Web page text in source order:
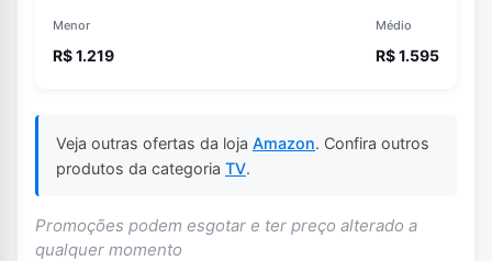
Menor
R$ 1.219
Médio
R$ 1.595
Veja outras ofertas da loja Amazon. Confira outros
produtos da categoria TV.
Promoções podem esgotar e ter preço alterado a
qualquer momento